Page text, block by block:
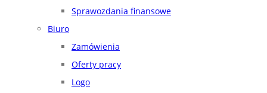
Sprawozdania finansowe
Biuro
Zamówienia
Oferty pracy
Logo